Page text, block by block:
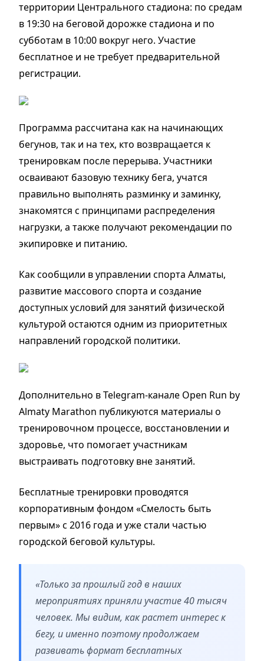
территории Центрального стадиона: по средам
в 19:30 на беговой дорожке стадиона и по
субботам в 10:00 вокруг него. Участие
бесплатное и не требует предварительной
регистрации.
Программа рассчитана как на начинающих
бегунов, так и на тех, кто возвращается к
тренировкам после перерыва. Участники
осваивают базовую технику бега, учатся
правильно выполнять разминку и заминку,
знакомятся с принципами распределения
нагрузки, а также получают рекомендации по
экипировке и питанию.
Как сообщили в управлении спорта Алматы,
развитие массового спорта и создание
доступных условий для занятий физической
культурой остаются одним из приоритетных
направлений городской политики.
Дополнительно в Telegram-канале Open Run by
Almaty Marathon публикуются материалы о
тренировочном процессе, восстановлении и
здоровье, что помогает участникам
выстраивать подготовку вне занятий.
Бесплатные тренировки проводятся
корпоративным фондом «Смелость быть
первым» с 2016 года и уже стали частью
городской беговой культуры.
«Только за прошлый год в наших
мероприятиях приняли участие 40 тысяч
человек. Мы видим, как растет интерес к
бегу, и именно поэтому продолжаем
развивать формат бесплатных